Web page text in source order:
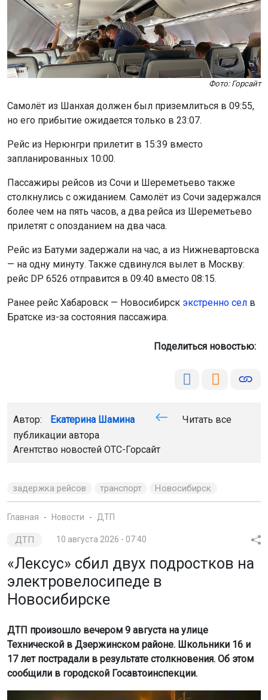
Фото: Горсайт
Самолёт из Шанхая должен был приземлиться в 09:55,
но его прибытие ожидается только в 23:07.
Рейс из Нерюнгри прилетит в 15:39 вместо
запланированных 10:00.
Пассажиры рейсов из Сочи и Шереметьево также
столкнулись с ожиданием. Самолёт из Сочи задержался
более чем на пять часов, а два рейса из Шереметьево
прилетят с опозданием на два часа.
Рейс из Батуми задержали на час, а из Нижневартовска
— на одну минуту. Также сдвинулся вылет в Москву:
рейс DP 6526 отправится в 09:40 вместо 08:15.
Ранее рейс Хабаровск — Новосибирск экстренно сел в
Братске из-за состояния пассажира.
Поделиться новостью:
Автор: Екатерина Шамина
Читать все
публикации автора
Агентство новостей ОТС-Горсайт
задержка рейсов транспорт Новосибирск
Главная Новости ДТП
ДТП 10 августа 2026 - 07:40
«Лексус» сбил двух подростков на
электровелосипеде в
Новосибирске
ДТП произошло вечером 9 августа на улице
Технической в Дзержинском районе. Школьники 16 и
17 лет пострадали в результате столкновения. Об этом
сообщили в городской Госавтоинспекции.